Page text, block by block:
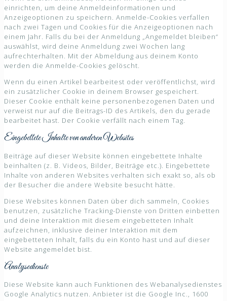
einrichten, um deine Anmeldeinformationen und
Anzeigeoptionen zu speichern. Anmelde-Cookies verfallen
nach zwei Tagen und Cookies für die Anzeigeoptionen nach
einem Jahr. Falls du bei der Anmeldung „Angemeldet bleiben“
auswählst, wird deine Anmeldung zwei Wochen lang
aufrechterhalten. Mit der Abmeldung aus deinem Konto
werden die Anmelde-Cookies gelöscht.
Wenn du einen Artikel bearbeitest oder veröffentlichst, wird
ein zusätzlicher Cookie in deinem Browser gespeichert.
Dieser Cookie enthält keine personenbezogenen Daten und
verweist nur auf die Beitrags-ID des Artikels, den du gerade
bearbeitet hast. Der Cookie verfällt nach einem Tag.
Eingebettete Inhalte von anderen Websites
Beiträge auf dieser Website können eingebettete Inhalte
beinhalten (z. B. Videos, Bilder, Beiträge etc.). Eingebettete
Inhalte von anderen Websites verhalten sich exakt so, als ob
der Besucher die andere Website besucht hätte.
Diese Websites können Daten über dich sammeln, Cookies
benutzen, zusätzliche Tracking-Dienste von Dritten einbetten
und deine Interaktion mit diesem eingebetteten Inhalt
aufzeichnen, inklusive deiner Interaktion mit dem
eingebetteten Inhalt, falls du ein Konto hast und auf dieser
Website angemeldet bist.
Analysedienste
Diese Website kann auch Funktionen des Webanalysedienstes
Google Analytics nutzen. Anbieter ist die Google Inc., 1600